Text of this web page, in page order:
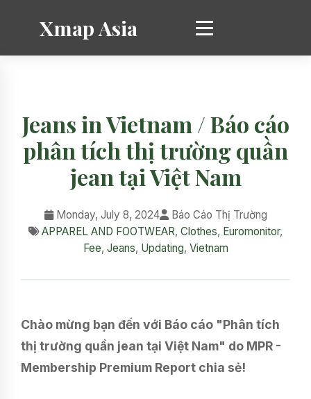
Xmap Asia
Jeans in Vietnam / Báo cáo
phân tích thị trường quần
jean tại Việt Nam
Monday, July 8, 2024
Báo Cáo Thị Trường
APPAREL AND FOOTWEAR, Clothes, Euromonitor,
Fee, Jeans, Updating, Vietnam
Chào mừng bạn đến với Báo cáo "Phân tích
thị trường quần jean tại Việt Nam" do MPR -
Membership Premium Report chia sẻ!